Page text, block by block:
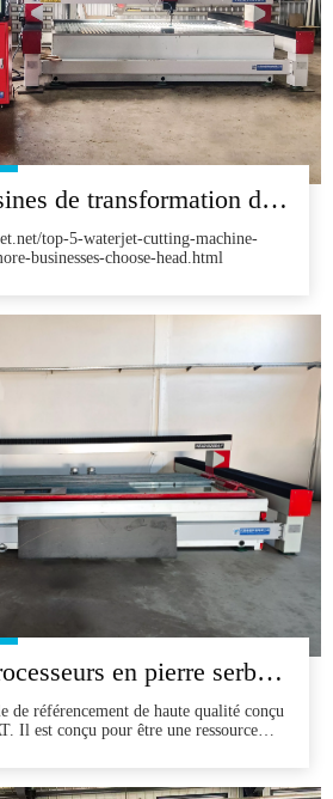
Pourquoi les usines de transformation de pierre serbe choisissent la tête de fabrication chinoise 'WaterJet
top-5-waterjet-cutting-machine-
businesses-choose-head.html
Pourquoi les processeurs en pierre serbe choisissent les jets d'eau de tête: une histoire à succès «Made in China»
de référencement de haute qualité conçu
Il est conçu pour être une ressource
choix d'un jet d'eau de tête.